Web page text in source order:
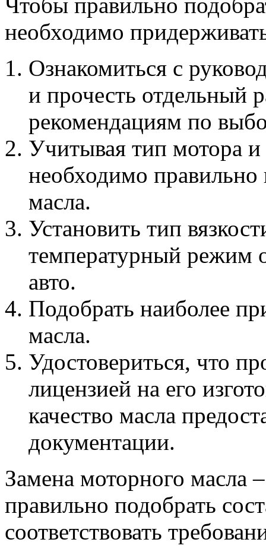
необходимо
Ознакомиться с
и прочесть отдельный
рекомендациям по
Учитывая тип мотора и
необходимо правильно
масла.
Установить тип
температурный режим
авто.
Подобрать наиболее
масла.
Удостовериться, что
лицензией на его
качество масла
документации.
Замена моторного масла
правильно подобрать
соответствовать